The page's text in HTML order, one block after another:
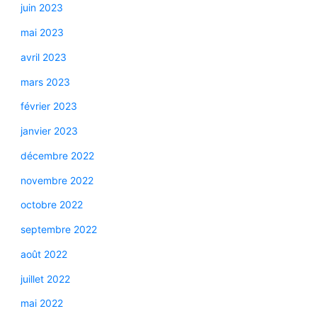
juin 2023
mai 2023
avril 2023
mars 2023
février 2023
janvier 2023
décembre 2022
novembre 2022
octobre 2022
septembre 2022
août 2022
juillet 2022
mai 2022